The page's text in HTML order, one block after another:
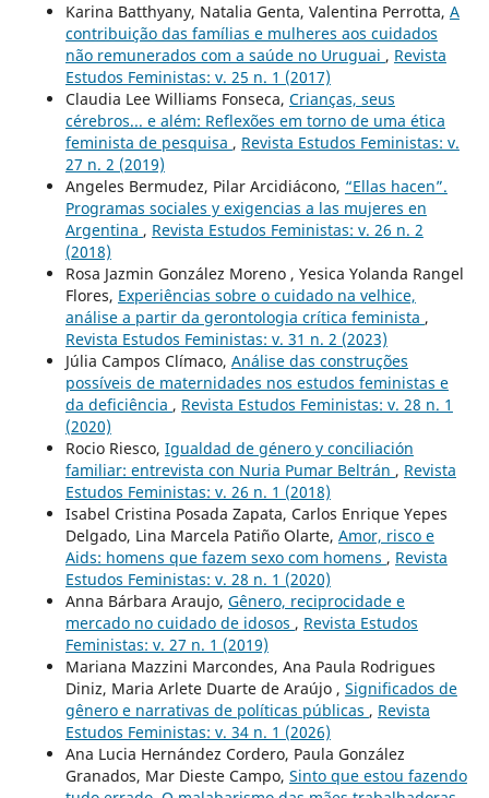
Karina Batthyany, Natalia Genta, Valentina Perrotta, A
contribuição das famílias e mulheres aos cuidados
não remunerados com a saúde no Uruguai , Revista
Estudos Feministas: v. 25 n. 1 (2017)
Claudia Lee Williams Fonseca, Crianças, seus
cérebros... e além: Reflexões em torno de uma ética
feminista de pesquisa , Revista Estudos Feministas: v.
27 n. 2 (2019)
Angeles Bermudez, Pilar Arcidiácono, “Ellas hacen”.
Programas sociales y exigencias a las mujeres en
Argentina , Revista Estudos Feministas: v. 26 n. 2
(2018)
Rosa Jazmin González Moreno , Yesica Yolanda Rangel
Flores, Experiências sobre o cuidado na velhice,
análise a partir da gerontologia crítica feminista ,
Revista Estudos Feministas: v. 31 n. 2 (2023)
Júlia Campos Clímaco, Análise das construções
possíveis de maternidades nos estudos feministas e
da deficiência , Revista Estudos Feministas: v. 28 n. 1
(2020)
Rocio Riesco, Igualdad de género y conciliación
familiar: entrevista con Nuria Pumar Beltrán , Revista
Estudos Feministas: v. 26 n. 1 (2018)
Isabel Cristina Posada Zapata, Carlos Enrique Yepes
Delgado, Lina Marcela Patiño Olarte, Amor, risco e
Aids: homens que fazem sexo com homens , Revista
Estudos Feministas: v. 28 n. 1 (2020)
Anna Bárbara Araujo, Gênero, reciprocidade e
mercado no cuidado de idosos , Revista Estudos
Feministas: v. 27 n. 1 (2019)
Mariana Mazzini Marcondes, Ana Paula Rodrigues
Diniz, Maria Arlete Duarte de Araújo , Significados de
gênero e narrativas de políticas públicas , Revista
Estudos Feministas: v. 34 n. 1 (2026)
Ana Lucia Hernández Cordero, Paula González
Granados, Mar Dieste Campo, Sinto que estou fazendo